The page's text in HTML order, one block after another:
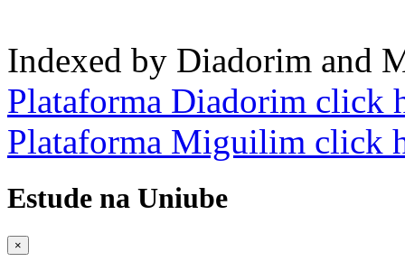
Indexed by Diadorim and
Plataforma Diadorim click
Plataforma Miguilim click
Estude na Uniube
×